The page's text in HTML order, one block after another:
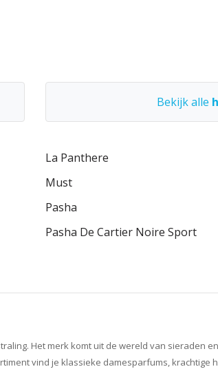
Bekijk alle
La Panthere
Must
Pasha
Pasha De Cartier Noire Sport
Het merk komt uit de wereld van sieraden
vind je klassieke damesparfums, krachtige